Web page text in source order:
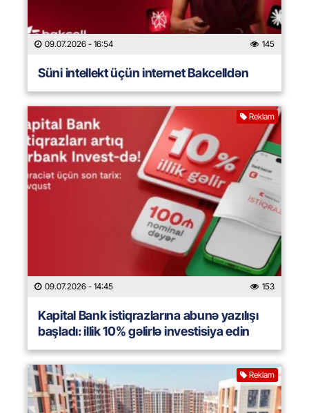
09.07.2026 - 16:54 145
Süni intellekt üçün internet Bakcelldən
Reklam
09.07.2026 - 14:45 153
Kapital Bank istiqrazlarına abunə yazılışı
başladı: illik 10% gəlirlə investisiya edin
Reklam